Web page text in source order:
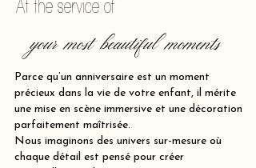
At the service of
your most beautiful moments
Parce qu’un anniversaire est un moment
précieux dans la vie de votre enfant, il mérite
une mise en scène immersive et une décoration
parfaitement maîtrisée.
Nous imaginons des univers sur-mesure où
chaque détail est pensé pour créer